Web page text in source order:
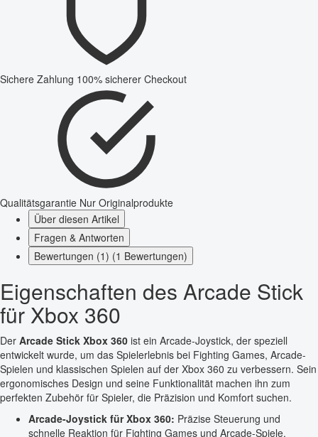
Sichere Zahlung 100% sicherer Checkout
Qualitätsgarantie Nur Originalprodukte
Über diesen Artikel
Fragen & Antworten
Bewertungen (1) (1 Bewertungen)
Eigenschaften des Arcade Stick
für Xbox 360
Der Arcade Stick Xbox 360 ist ein Arcade-Joystick, der speziell
entwickelt wurde, um das Spielerlebnis bei Fighting Games, Arcade-
Spielen und klassischen Spielen auf der Xbox 360 zu verbessern. Sein
ergonomisches Design und seine Funktionalität machen ihn zum
perfekten Zubehör für Spieler, die Präzision und Komfort suchen.
Arcade-Joystick für Xbox 360: Präzise Steuerung und
schnelle Reaktion für Fighting Games und Arcade-Spiele.